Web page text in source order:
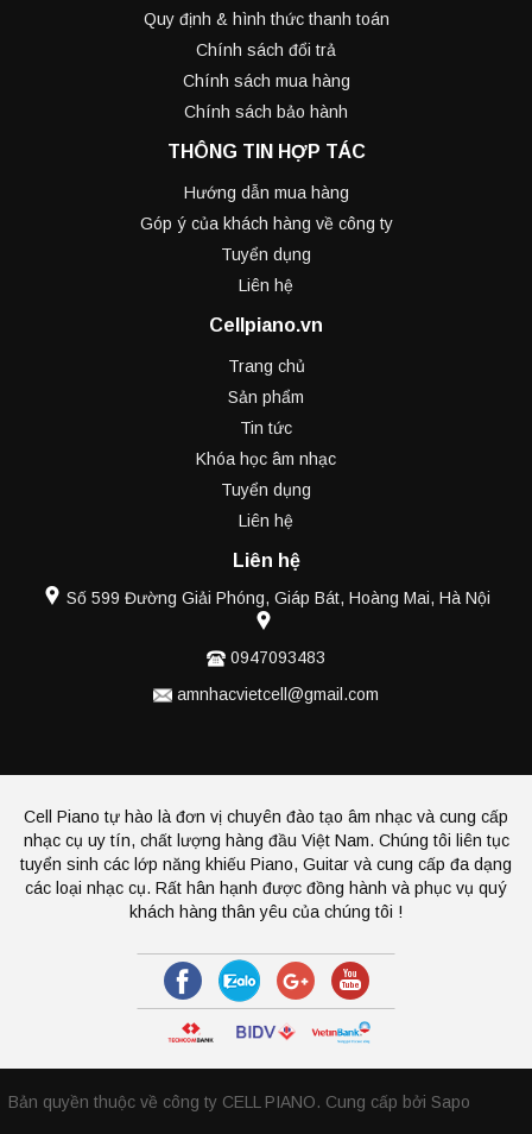
Quy định & hình thức thanh toán
Chính sách đổi trả
Chính sách mua hàng
Chính sách bảo hành
THÔNG TIN HỢP TÁC
Hướng dẫn mua hàng
Góp ý của khách hàng về công ty
Tuyển dụng
Liên hệ
Cellpiano.vn
Trang chủ
Sản phẩm
Tin tức
Khóa học âm nhạc
Tuyển dụng
Liên hệ
Liên hệ
Số 599 Đường Giải Phóng, Giáp Bát, Hoàng Mai, Hà Nội
0947093483
amnhacvietcell@gmail.com
Cell Piano tự hào là đơn vị chuyên đào tạo âm nhạc và cung cấp
nhạc cụ uy tín, chất lượng hàng đầu Việt Nam. Chúng tôi liên tục
tuyển sinh các lớp năng khiếu Piano, Guitar và cung cấp đa dạng
các loại nhạc cụ. Rất hân hạnh được đồng hành và phục vụ quý
khách hàng thân yêu của chúng tôi !
Bản quyền thuộc về công ty CELL PIANO. Cung cấp bởi Sapo